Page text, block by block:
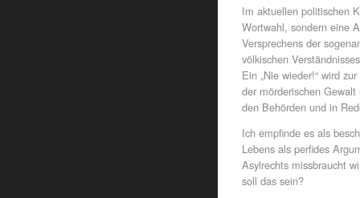
Im aktuellen politischen
Wortwahl, sondern eine
Versprechens der
völkischen
Ein „Nie wieder!“ wird
der mörderischen
den Behörden und in
Ich empfinde es als
Lebens als perfides
Asylrechts missbraucht
soll das sein?